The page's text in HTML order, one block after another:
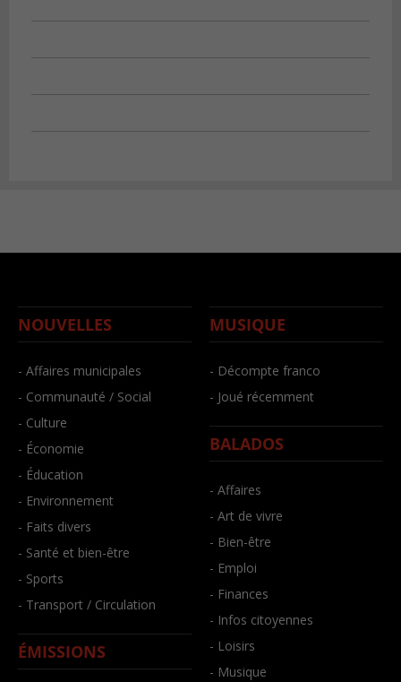
NOUVELLES
- Affaires municipales
- Communauté / Social
- Culture
- Économie
- Éducation
- Environnement
- Faits divers
- Santé et bien-être
- Sports
- Transport / Circulation
ÉMISSIONS
MUSIQUE
- Décompte franco
- Joué récemment
BALADOS
- Affaires
- Art de vivre
- Bien-être
- Emploi
- Finances
- Infos citoyennes
- Loisirs
- Musique